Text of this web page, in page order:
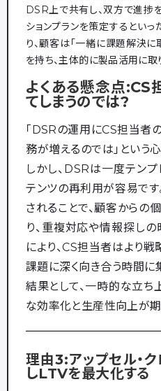
DSR上で共有し、双方で進捗
ションプランを策定するとい
り、顧客は「一緒に課題解決
を持ち、主体的に製品活用に取
よくある懸念点:CS
てしまうのでは?
「DSRの運用にCS担当者
務が増えるのでは」という
しかし、DSRは一度テン
テンツの再利用が容易です
されることで、顧客から
り、重複対応や情報探し
により、CS担当者はより
課題に深く向き合う時間に
結果として、一時的な立ち
な効率化と生産性向上が期
理由3:アップセル・
しLTVを最大化する